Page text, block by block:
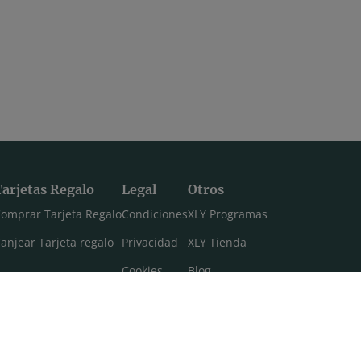
Regalo
Tarjeta Regalo
Tarjeta regalo
Legal
Condiciones
Privacidad
Cookies
Otros
XLY Programas
XLY Tienda
Blog